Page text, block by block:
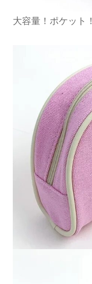
大容量！ポケット！